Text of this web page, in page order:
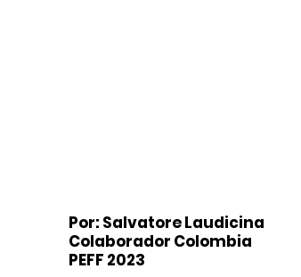
Por: Salvatore Laudicina
Colaborador Colombia
PEFF 2023